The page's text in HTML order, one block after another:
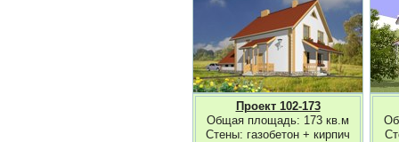
Проект 102-173
Общая площадь: 173 кв.м
Стены: газобетон + кирпич